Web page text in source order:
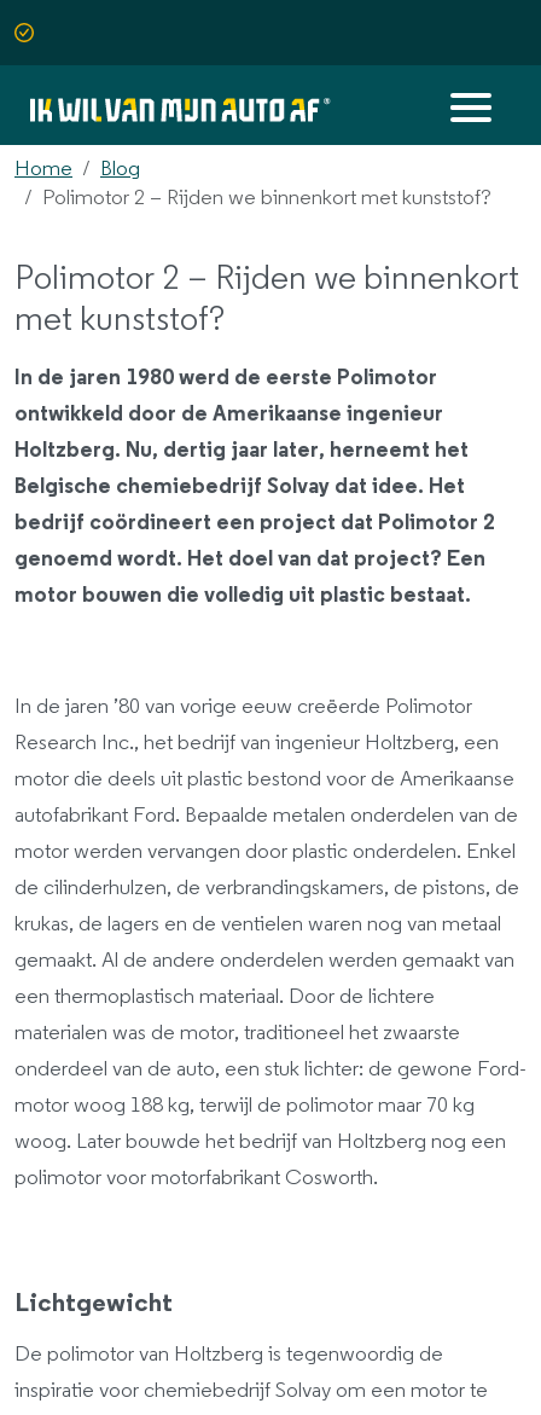
Home
Blog
Polimotor 2 – Rijden we binnenkort met kunststof?
Polimotor 2 – Rijden we binnenkort
met kunststof?
In de jaren 1980 werd de eerste Polimotor
ontwikkeld door de Amerikaanse ingenieur
Holtzberg. Nu, dertig jaar later, herneemt het
Belgische chemiebedrijf Solvay dat idee. Het
bedrijf coördineert een project dat Polimotor 2
genoemd wordt. Het doel van dat project? Een
motor bouwen die volledig uit plastic bestaat.
In de jaren ’80 van vorige eeuw creëerde Polimotor
Research Inc., het bedrijf van ingenieur Holtzberg, een
motor die deels uit plastic bestond voor de Amerikaanse
autofabrikant Ford. Bepaalde metalen onderdelen van de
motor werden vervangen door plastic onderdelen. Enkel
de cilinderhulzen, de verbrandingskamers, de pistons, de
krukas, de lagers en de ventielen waren nog van metaal
gemaakt. Al de andere onderdelen werden gemaakt van
een thermoplastisch materiaal. Door de lichtere
materialen was de motor, traditioneel het zwaarste
onderdeel van de auto, een stuk lichter: de gewone Ford-
motor woog 188 kg, terwijl de polimotor maar 70 kg
woog. Later bouwde het bedrijf van Holtzberg nog een
polimotor voor motorfabrikant Cosworth.
Lichtgewicht
De polimotor van Holtzberg is tegenwoordig de
inspiratie voor chemiebedrijf Solvay om een motor te